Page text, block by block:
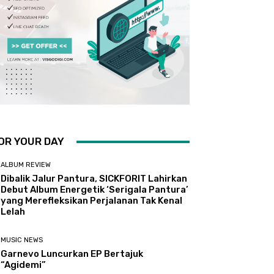
YOUR DAY
ALBUM REVIEW
Dibalik Jalur Pantura, SICKFORIT Lahirkan
Debut Album Energetik ‘Serigala Pantura’
yang Merefleksikan Perjalanan Tak Kenal
Lelah
MUSIC NEWS
Garnevo Luncurkan EP Bertajuk
“Agidemi”